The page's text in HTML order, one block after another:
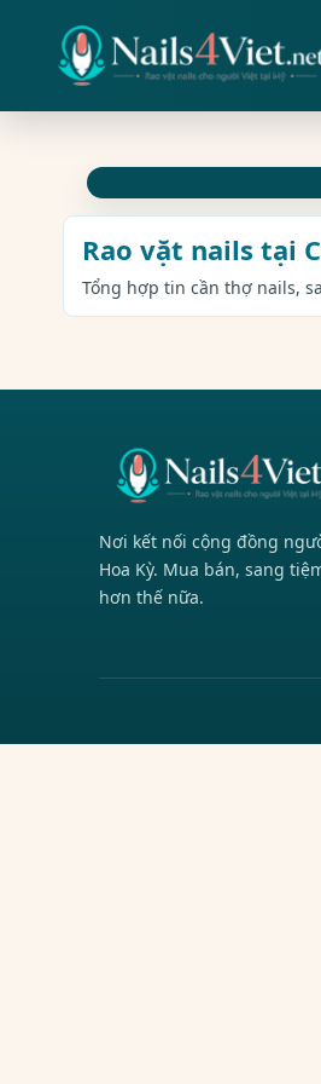
Rao vặt nails tại
Tổng hợp tin cần thợ nails,
Nơi kết nối cộng đồng
Hoa Kỳ. Mua bán, sang
hơn thế nữa.